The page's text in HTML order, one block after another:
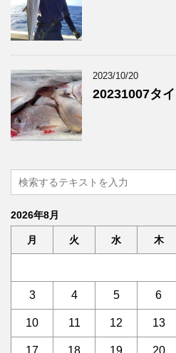
2023/10/20
20231007タ
2026年8月
月 火 水 木
3 4 5 6
10 11 12 13
17 18 19 20